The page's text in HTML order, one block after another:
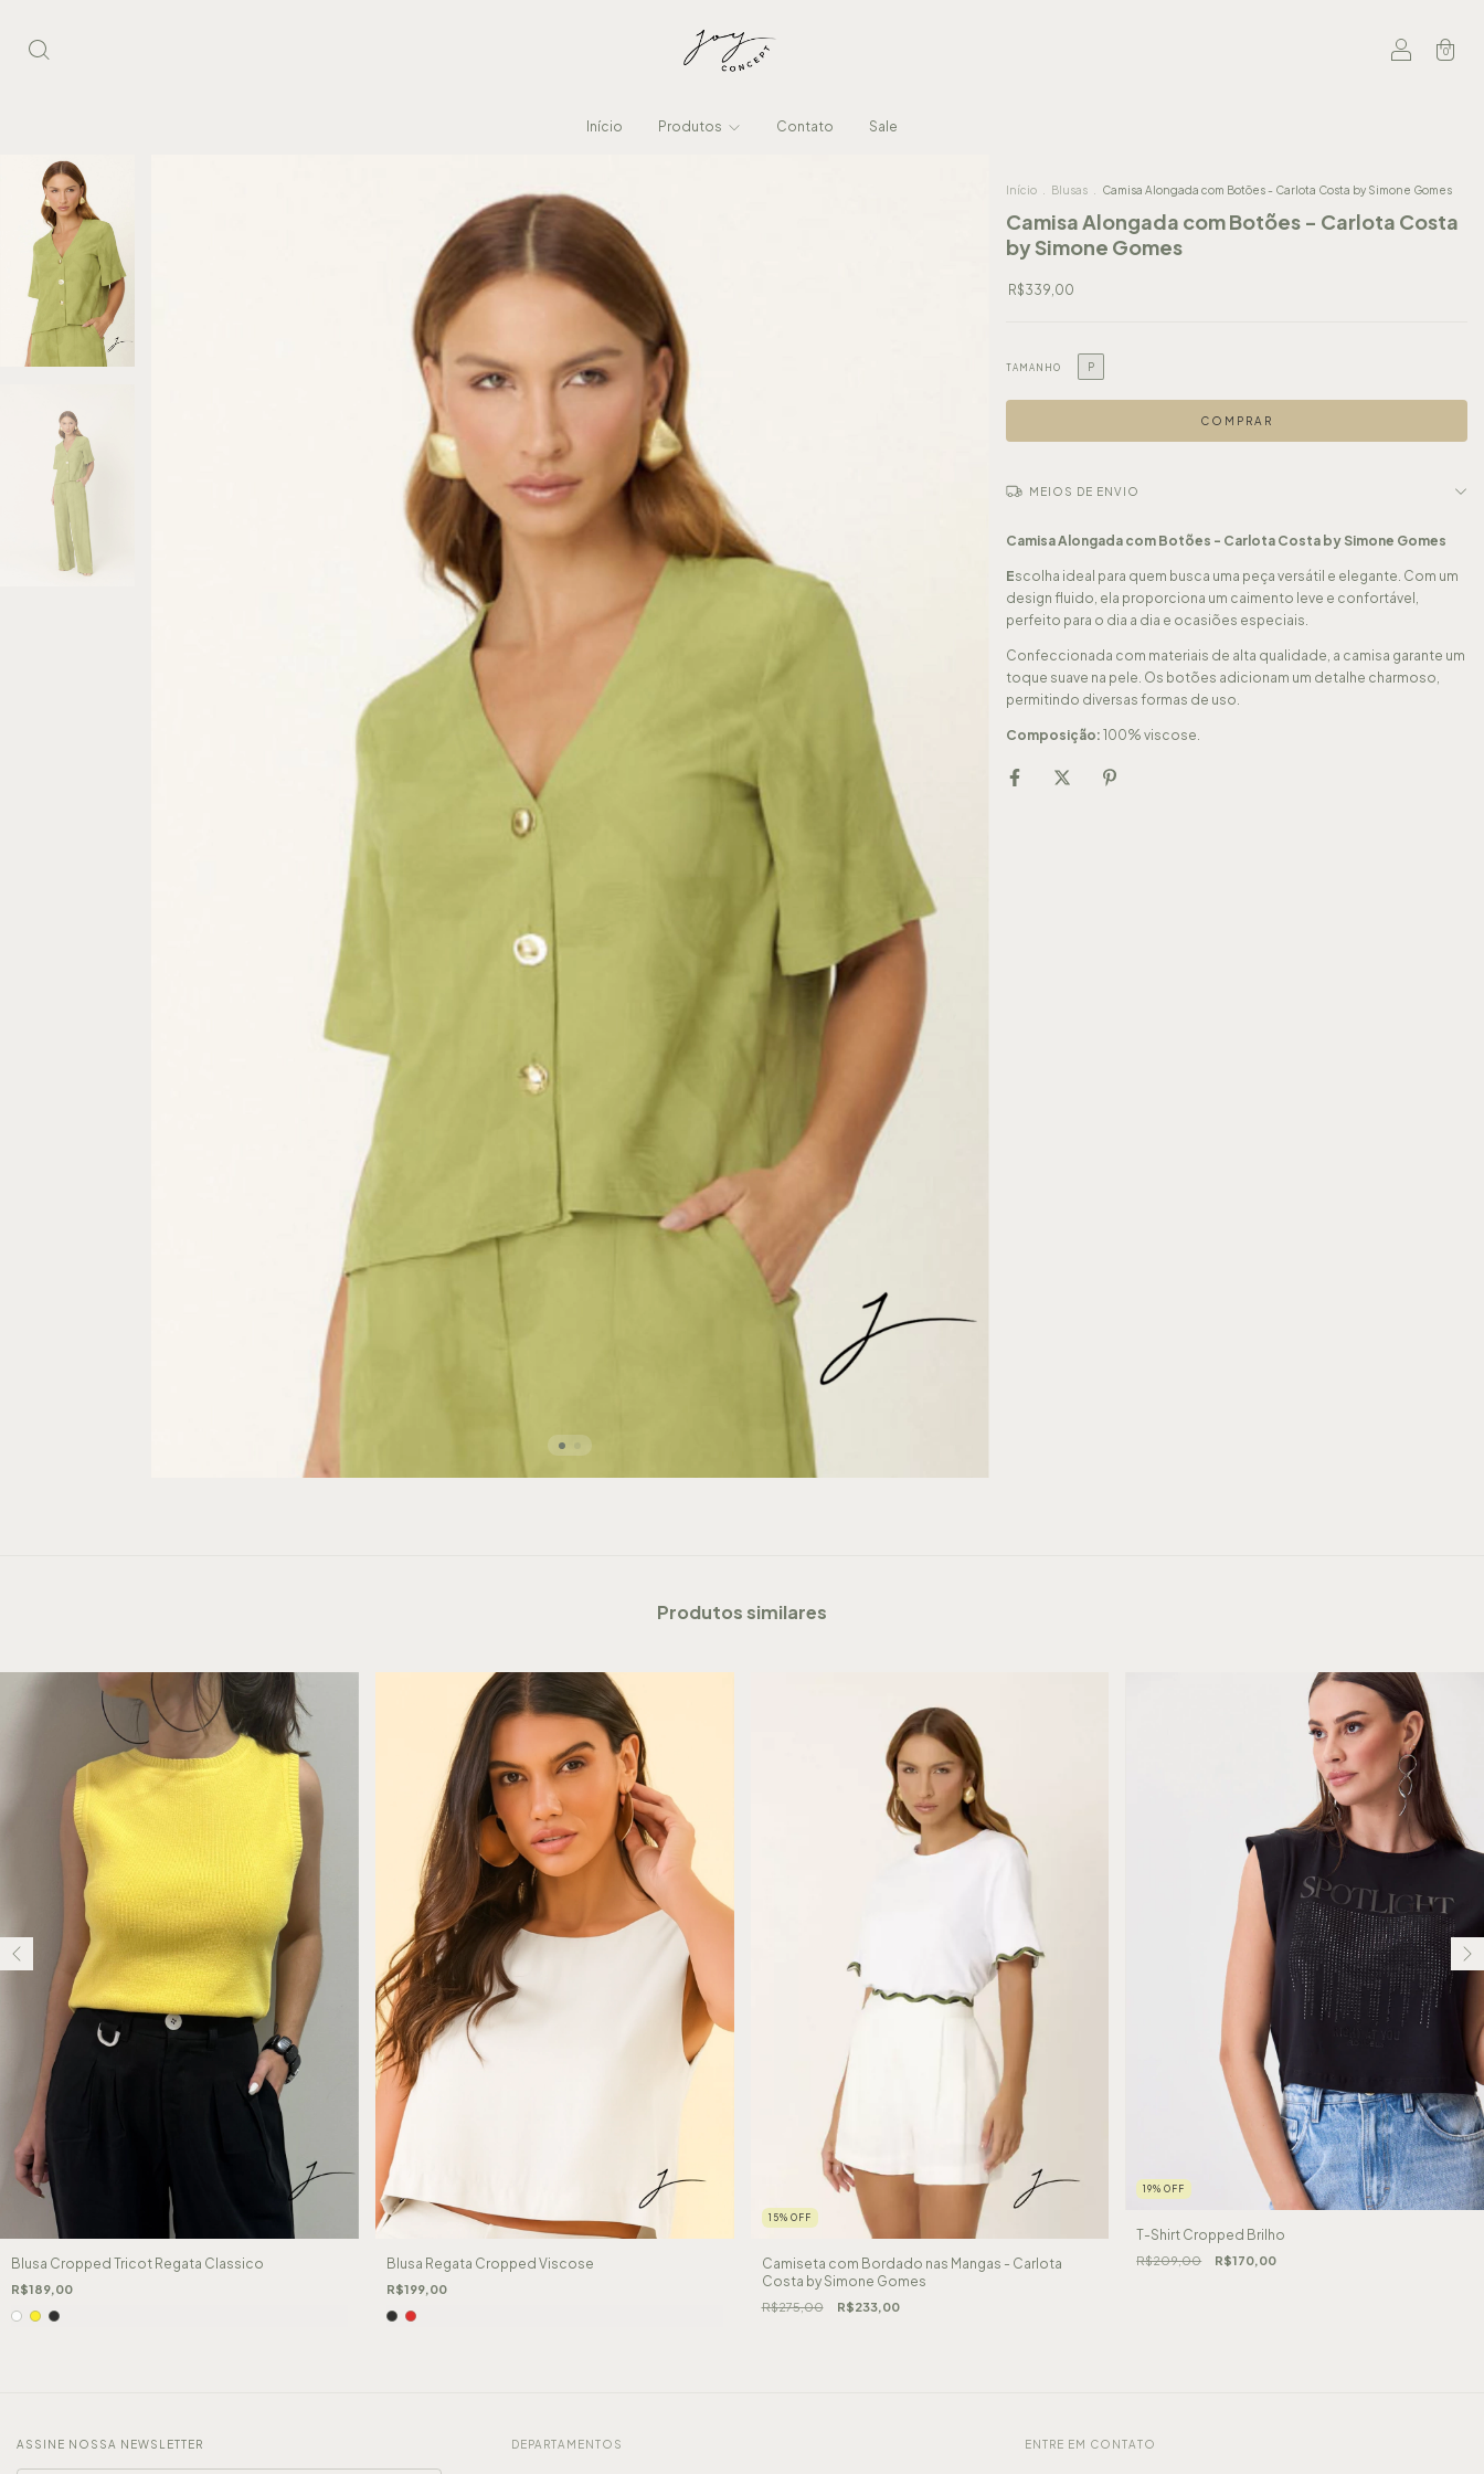
0
Início Produtos Contato Sale
Início Blusas Camisa Alongada com Botões - Carlota Costa by Simone Gomes
Camisa Alongada com Botões - Carlota Costa
by Simone Gomes
R$339,00
TAMANHO P
MEIOS DE ENVIO
Camisa Alongada com Botões - Carlota Costa by Simone Gomes
Escolha ideal para quem busca uma peça versátil e elegante. Com um
design fluido, ela proporciona um caimento leve e confortável,
perfeito para o dia a dia e ocasiões especiais.
Confeccionada com materiais de alta qualidade, a camisa garante um
toque suave na pele. Os botões adicionam um detalhe charmoso,
permitindo diversas formas de uso.
Composição: 100% viscose.
Produtos similares
Blusa Cropped Tricot Regata Classico
R$189,00
Blusa Regata Cropped Viscose
R$199,00
15% OFF
Camiseta com Bordado nas Mangas - Carlota
Costa by Simone Gomes
R$275,00 R$233,00
19%OFF
T-Shirt Cropped Brilho
R$209,00 R$170,00
ASSINE NOSSA NEWSLETTER DEPARTAMENTOS ENTRE EM CONTATO